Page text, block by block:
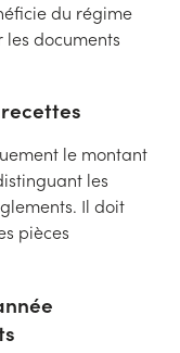
du régime
les documents
le montant
les
Il doit
pièces